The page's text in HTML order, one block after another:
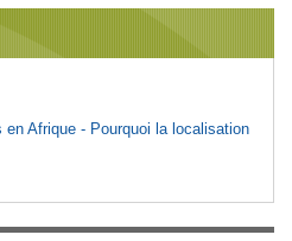
Afrique - Pourquoi la localisation